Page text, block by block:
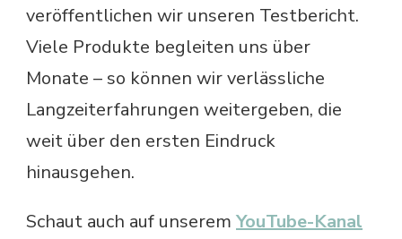
veröffentlichen wir unseren Testbericht.
Viele Produkte begleiten uns über
Monate – so können wir verlässliche
Langzeiterfahrungen weitergeben, die
weit über den ersten Eindruck
hinausgehen.
Schaut auch auf unserem YouTube-Kanal